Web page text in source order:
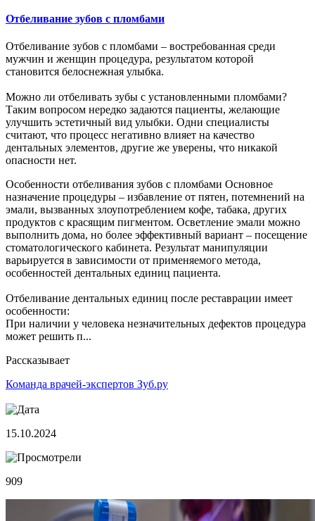
Отбеливание зубов с пломбами
Отбеливание зубов с пломбами – востребованная среди
мужчин и женщин процедура, результатом которой
становится белоснежная улыбка.
Можно ли отбеливать зубы с установленными пломбами?
Таким вопросом нередко задаются пациенты, желающие
улучшить эстетичный вид улыбки. Одни специалисты
считают, что процесс негативно влияет на качество
дентальных элементов, другие же уверены, что никакой
опасности нет.
Особенности отбеливания зубов с пломбами Основное
назначение процедуры – избавление от пятен, потемнений на
эмали, вызванных злоупотреблением кофе, табака, других
продуктов с красящим пигментом. Осветление эмали можно
выполнить дома, но более эффективный вариант – посещение
стоматологического кабинета. Результат манипуляции
варьируется в зависимости от применяемого метода,
особенностей дентальных единиц пациента.
Отбеливание дентальных единиц после реставрации имеет
особенности:
При наличии у человека незначительных дефектов процедура
может решить п...
Рассказывает
Команда врачей-экспертов Зуб.ру
15.10.2024
909